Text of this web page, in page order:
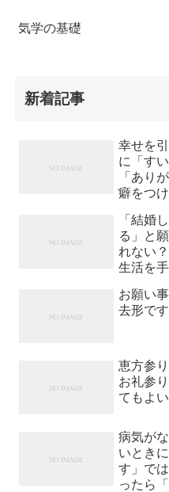
気学の基礎
新着記事
幸せを
に「す
「あり
癖をつけ
「結婚
る」と
れない
生活を
お願い
去形で
恵方参
お礼参
てもよ
病気が
いとき
す」で
ったら